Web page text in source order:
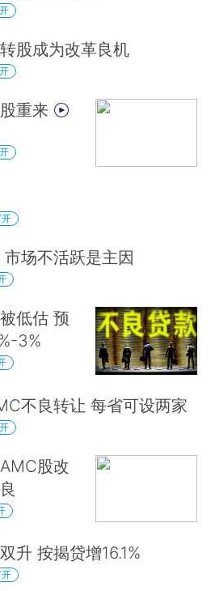
股成为改革良机
重来
场不活跃是主因
低估 预
3%
不良转让 每省可设两家
股改
升 按揭贷增16.1%